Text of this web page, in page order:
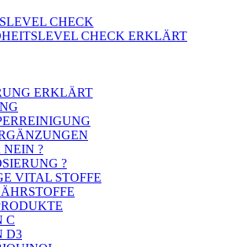
CHECK
CHECK ERKLÄRT
ERKLÄRT
NEIN ?
?
VITAL STOFFE
C
D3